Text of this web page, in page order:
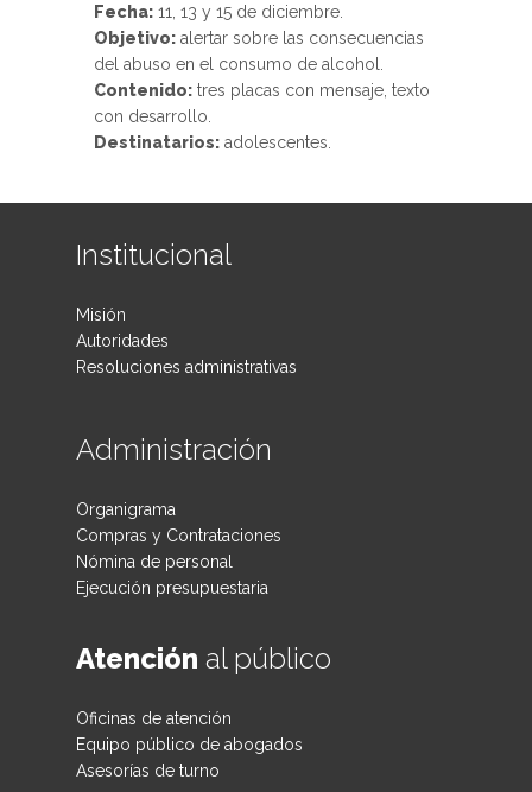
Fecha: 11, 13 y 15 de diciembre.
Objetivo: alertar sobre las consecuencias
del abuso en el consumo de alcohol.
Contenido: tres placas con mensaje, texto
con desarrollo.
Destinatarios: adolescentes.
Institucional
Misión
Autoridades
Resoluciones administrativas
Administración
Organigrama
Compras y Contrataciones
Nómina de personal
Ejecución presupuestaria
Atención al público
Oficinas de atención
Equipo público de abogados
Asesorías de turno